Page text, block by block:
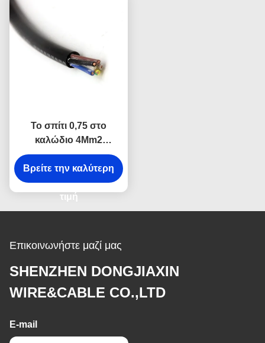
Το σπίτι 0,75 στο
καλώδιο 4Mm2
H05V2V2 Φ, πυρήνας 2
μόνωσε το ηλεκτρικό
καλώδιο
Βρείτε την καλύτερη
τιμή
Επικοινωνήστε μαζί μας
SHENZHEN DONGJIAXIN
WIRE&CABLE CO.,LTD
E-mail